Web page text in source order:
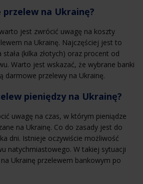
na Ukrainę?
jest zwrócić uwagę na koszty
na Ukrainę. Najczęściej jest to
stała (kilka złotych) oraz procent od
Warto jest wskazać, że wybrane banki
darmowe przelewy na Ukrainę.
pieniędzy na Ukrainę?
uwagę na czas, w którym pieniądze
na Ukrainę. Co do zasady jest do
dni. Istnieje oczywiście możliwość
natychmiastowego. W takiej sytuacji
Ukrainę przelewem bankowym po